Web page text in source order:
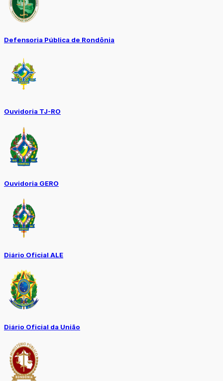
Defensoria Pública de Rondônia
Ouvidoria TJ-RO
Ouvidoria GERO
Diário Oficial ALE
Diário Oficial da União